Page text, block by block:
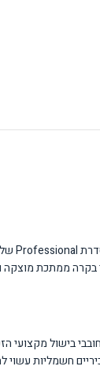
בקרה ממתכת מוצקה
בישול
חשמליות עשוי